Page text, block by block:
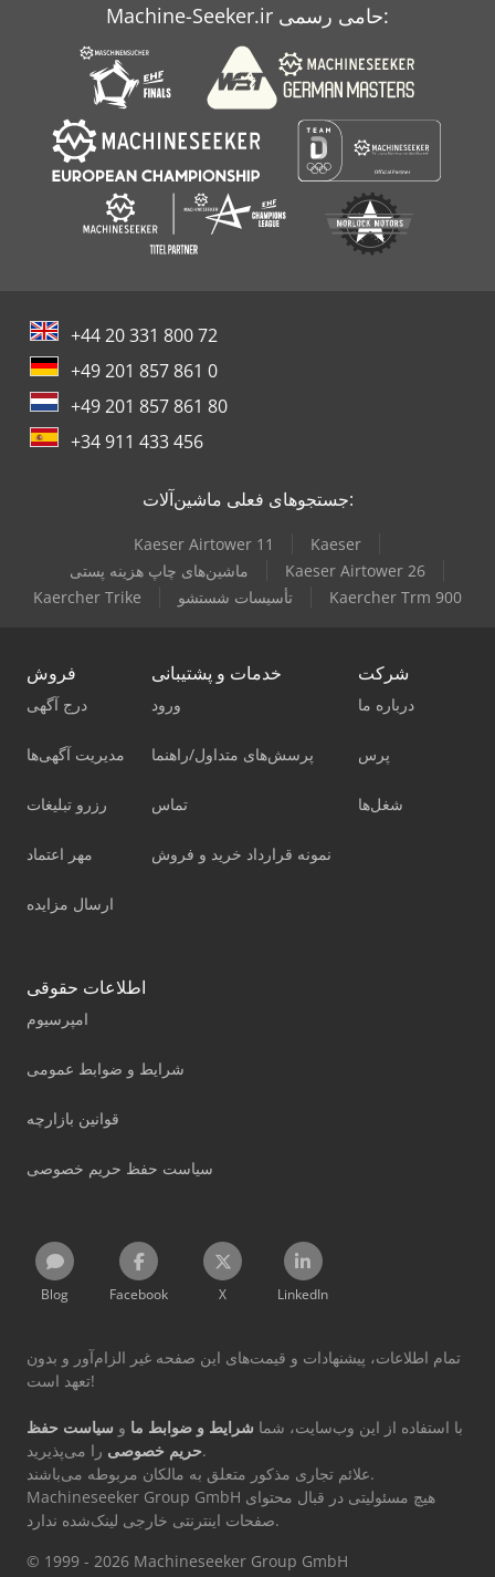
Machine-Seeker.ir حامی رسمی:
+44 20 331 800 72
+49 201 857 861 0
+49 201 857 861 80
+34 911 433 456
جستجوهای فعلی ماشین‌آلات:
Kaeser Airtower 11
Kaeser
ماشین‌های چاپ هزینه پستی
Kaeser Airtower 26
Kaercher Trike
تأسیسات شستشو Kaercher Trm 900
فروش
درج آگهی
مدیریت آگهی‌ها
رزرو تبلیغات
مهر اعتماد
ارسال مزایده
خدمات و پشتیبانی
ورود
پرسش‌های متداول/راهنما
تماس
نمونه قرارداد خرید و فروش
شرکت
درباره ما
پرس
شغل‌ها
اطلاعات حقوقی
امپرسیوم
شرایط و ضوابط عمومی
قوانین بازارچه
سیاست حفظ حریم خصوصی
Blog Facebook X LinkedIn
تمام اطلاعات، پیشنهادات و قیمت‌های این صفحه غیر الزام‌آور و بدون
تعهد است!
با استفاده از این وب‌سایت، شما شرایط و ضوابط ما و سیاست حفظ
حریم خصوصیرا می‌پذیرید.
علائم تجاری مذکور متعلق به مالکان مربوطه می‌باشند.
Machineseeker Group GmbH هیچ مسئولیتی در قبال محتوای
صفحات اینترنتی خارجی لینک‌شده ندارد.
© 1999 - 2026 Machineseeker Group GmbH